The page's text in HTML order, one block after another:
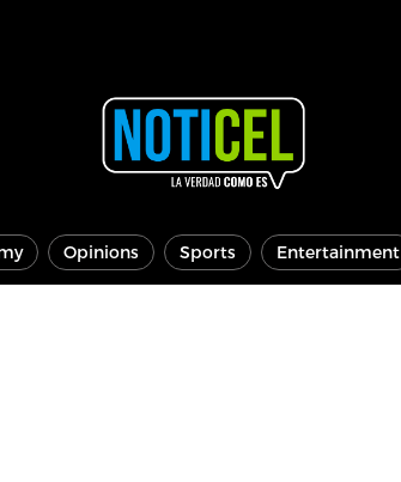
Opinions Sports Entertainment